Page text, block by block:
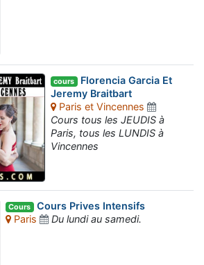
cours Florencia Garcia Et
Jeremy Braitbart
Paris et Vincennes
Cours tous les JEUDIS à
Paris, tous les LUNDIS à
Vincennes
Cours Cours Prives Intensifs
Paris
Du lundi au samedi.